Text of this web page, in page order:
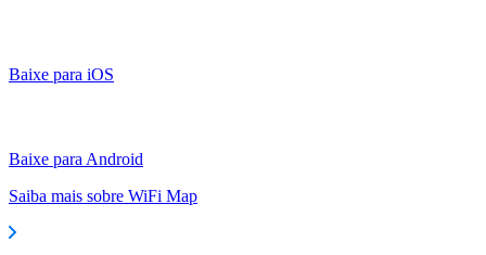
Baixe para iOS
Baixe para Android
Saiba mais sobre WiFi Map